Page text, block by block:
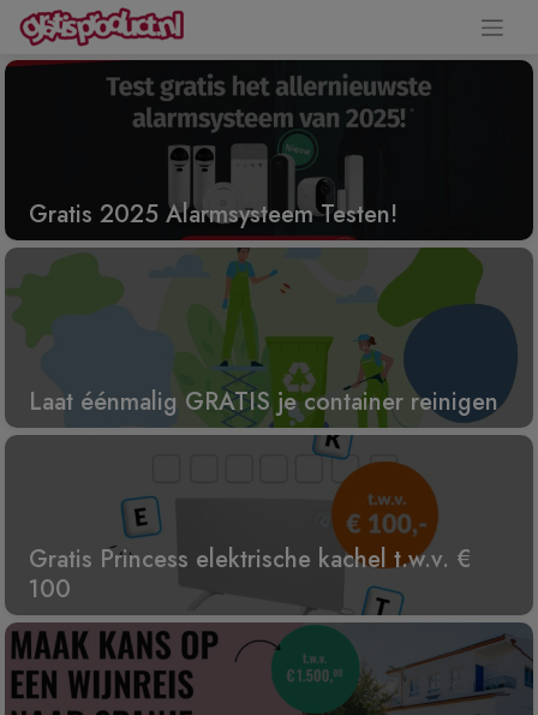
Gratis 2025 Alarmsysteem Testen!
Laat éénmalig GRATIS je container reinigen
Gratis Princess elektrische kachel t.w.v. €
100